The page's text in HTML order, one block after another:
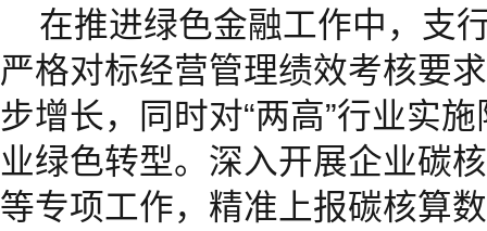
在推进绿色金融工作中，支
严格对标经营管理绩效考核要
步增长，同时对“两高”行业实
业绿色转型。深入开展企业碳
等专项工作，精准上报碳核算